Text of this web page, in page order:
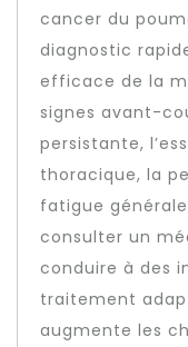
cancer du
diagnostic
efficace de la
signes avant-
persistante,
thoracique, la
fatigue
consulter un
conduire à des
traitement
augmente les